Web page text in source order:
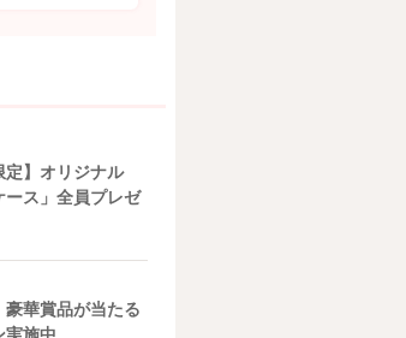
定】オリジナル
ース」全員プレゼ
豪華賞品が当たる